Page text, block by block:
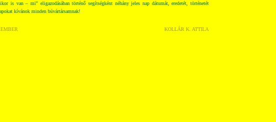
is van – mi" eligazodásában történő segítségként néhány jeles nap dátumát, eredetét, történetét
kívánok minden búvártársamnak!
KOLLÁR K. ATTILA